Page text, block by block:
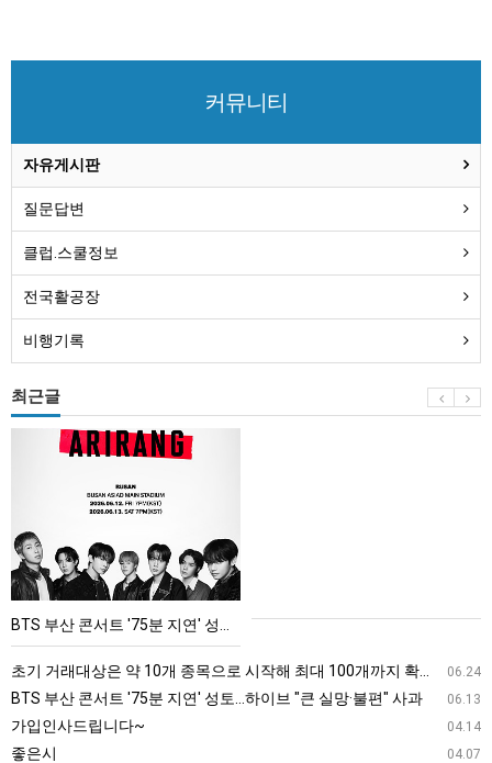
커뮤니티
자유게시판
질문답변
클럽.스쿨정보
전국활공장
비행기록
최근글
서
트
'75
분
BTS 부산 콘서트 '75분 지연' 성토…하이브 "큰 실망·불편" 사과
06.24
초기 거래대상은 약 10개 종목으로 시작해 최대 100개까지 확대할 방침이다. 구체적인 거래 대상 ETF는 아직 확정되지 않았지만, 시장 대표성이나 거래량을 고려해 선정할 계획이다.
06.13
BTS 부산 콘서트 '75분 지연' 성토…하이브 "큰 실망·불편" 사과
04.14
가입인사드립니다~
04.07
좋은시